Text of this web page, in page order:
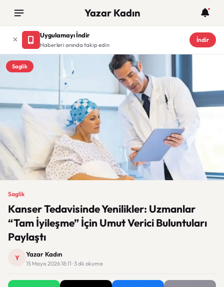
Yazar Kadın
Uygulamayı İndir
Haberleri anında takip edin
İndir
Saglik
Saglik
Kanser Tedavisinde Yenilikler: Uzmanlar
“Tam İyileşme” İçin Umut Verici Buluntuları
Paylaştı
Y Yazar Kadın
15 Mayıs 2026 18:11 · 3 dk okuma